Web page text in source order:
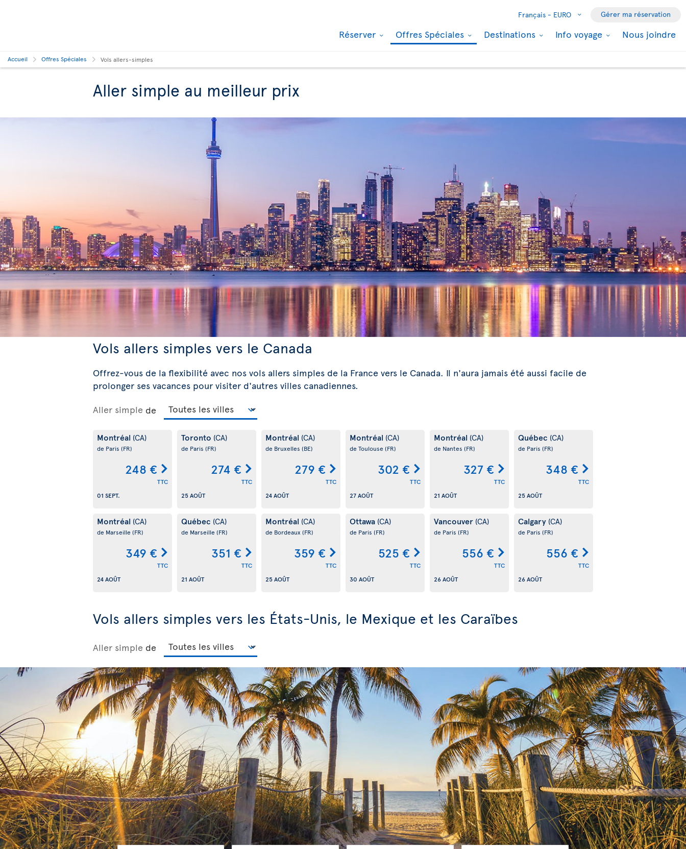
Français - EURO Gérer ma réservation
Réserver Offres Spéciales Destinations Info voyage Nous joindre
Accueil Offres Spéciales Vols allers-simples
Aller simple au meilleur prix
Vols allers simples vers le Canada
Offrez-vous de la flexibilité avec nos vols allers simples de la France vers le Canada. Il n'aura jamais été aussi facile de
prolonger ses vacances pour visiter d'autres villes canadiennes.
Aller simple de
Montréal (CA)
de Paris (FR)
248 €
TTC
01 SEPT.
Toronto (CA)
de Paris (FR)
274 €
TTC
25 AOÛT
Montréal (CA)
de Bruxelles (BE)
279 €
TTC
24 AOÛT
Montréal (CA)
de Toulouse (FR)
302 €
TTC
27 AOÛT
Montréal (CA)
de Nantes (FR)
327 €
TTC
21 AOÛT
Québec (CA)
de Paris (FR)
348 €
TTC
25 AOÛT
Montréal (CA)
de Marseille (FR)
349 €
TTC
24 AOÛT
Québec (CA)
de Marseille (FR)
351 €
TTC
21 AOÛT
Montréal (CA)
de Bordeaux (FR)
359 €
TTC
25 AOÛT
Ottawa (CA)
de Paris (FR)
525 €
TTC
30 AOÛT
Vancouver (CA)
de Paris (FR)
556 €
TTC
26 AOÛT
Calgary (CA)
de Paris (FR)
556 €
TTC
26 AOÛT
Vols allers simples vers les États-Unis, le Mexique et les Caraïbes
Aller simple de